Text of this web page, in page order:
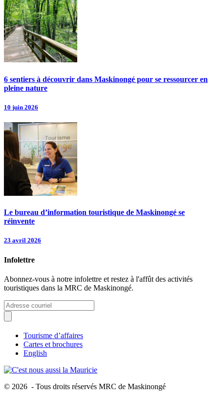
6 sentiers à découvrir dans Maskinongé pour se ressourcer en
pleine nature
10 juin 2026
Le bureau d’information touristique de Maskinongé se
réinvente
23 avril 2026
Infolettre
Abonnez-vous à notre infolettre et restez à l'affût des activités
touristiques dans la MRC de Maskinongé.
Tourisme d’affaires
Cartes et brochures
English
© 2026 - Tous droits réservés MRC de Maskinongé